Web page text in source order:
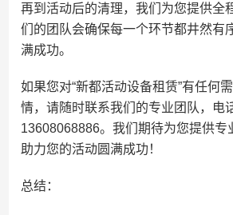
再到活动后的清理，我们为您提供全
们的团队会确保每一个环节都井然有
满成功。
如果您对“新都活动设备租赁”有任何
情，请随时联系我们的专业团队，电
13608068886。我们期待为您提供专
助力您的活动圆满成功！
总结：